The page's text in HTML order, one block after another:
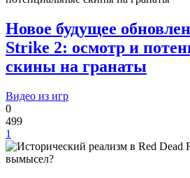
Новое будущее
Strike 2: осмотр и
скины на гранаты
Видео из игр
0
499
1